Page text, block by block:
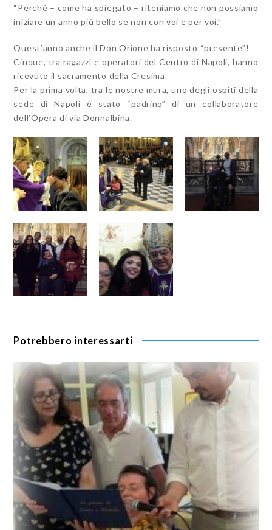
“Perché – come ha spiegato – riteniamo che non possiamo
iniziare un anno più bello se non con voi e per voi.”
Quest’anno anche il Don Orione ha risposto “presente”!
Cinque, tra ragazzi e operatori del Centro di Napoli, hanno
ricevuto il sacramento della Cresima.
Per la prima volta, tra le nostre mura, uno degli ospiti della
sede di Napoli è stato “padrino” di un collaboratore
dell’Opera di via Donnalbina.
Potrebbero interessarti